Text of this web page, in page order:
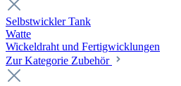
Selbstwickler Tank
Watte
Wickeldraht und Fertigwicklungen
Zur Kategorie Zubehör